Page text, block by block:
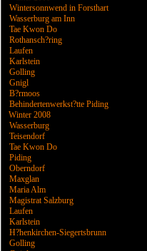
Wintersonnwend in Forsthart
Wasserburg am Inn
Tae Kwon Do
Rothansch?ring
Laufen
Karlstein
Golling
Gnigl
B?rmoos
Behindertenwerkst?tte Piding
Winter 2008
Wasserburg
Teisendorf
Tae Kwon Do
Piding
Oberndorf
Maxglan
Maria Alm
Magistrat Salzburg
Laufen
Karlstein
H?henkirchen-Siegertsbrunn
Golling